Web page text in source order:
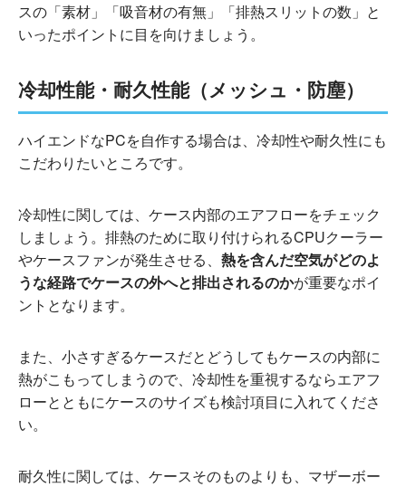
スの「素材」「吸音材の有無」「排熱スリットの数」と
いったポイントに目を向けましょう。
冷却性能・耐久性能（メッシュ・防塵）
ハイエンドなPCを自作する場合は、冷却性や耐久性にも
こだわりたいところです。
冷却性に関しては、ケース内部のエアフローをチェック
しましょう。排熱のために取り付けられるCPUクーラー
やケースファンが発生させる、 熱を含んだ空気がどのよ
うな経路でケースの外へと排出されるのかが重要なポイ
ントとなります。
また、小さすぎるケースだとどうしてもケースの内部に
熱がこもってしまうので、冷却性を重視するならエアフ
ローとともにケースのサイズも検討項目に入れてくださ
い。
耐久性に関しては、ケースそのものよりも、マザーボー